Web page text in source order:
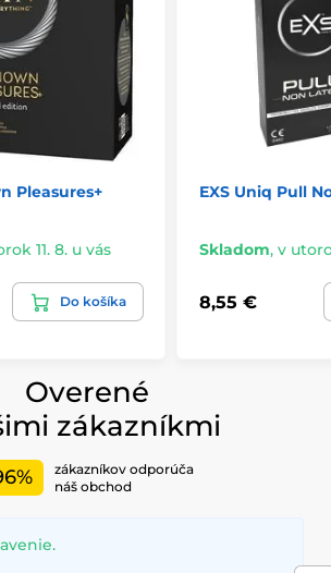
Pleasures+
11. 8. u vás
Do košíka
EXS Uniq Pull
Skladom, v
8,55 €
Overené
zákazníkmi
zákazníkov odporúča
náš obchod